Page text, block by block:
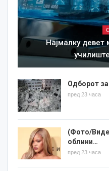
Најмалку девет
Одборот
пред 23 часа
(Фото/
облини…
пред 23 часа